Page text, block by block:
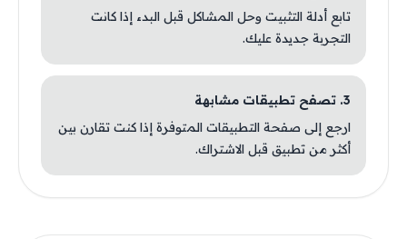
تابع أدلة التثبيت وحل المشاكل قبل البدء إذا كانت
التجربة جديدة عليك.
3. تصفح تطبيقات مشابهة
ارجع إلى صفحة التطبيقات المتوفرة إذا كنت تقارن بين
أكثر من تطبيق قبل الاشتراك.